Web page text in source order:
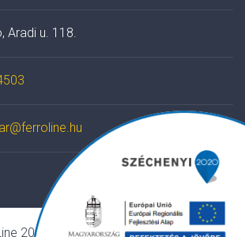
Aradi u. 118.
2001 Bt. Minden jog fenntartva